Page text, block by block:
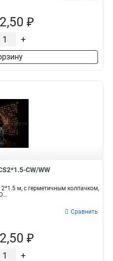
₽
+
CW/WW
м, с герметичным колпачком,
Сравнить
₽
+